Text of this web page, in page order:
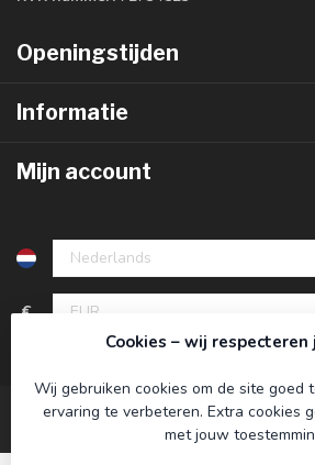
Openingstijden
Informatie
Mijn account
€
Cookies – wij respecteren
Wij gebruiken cookies om de site goed
ervaring te verbeteren. Extra cookies
met jouw